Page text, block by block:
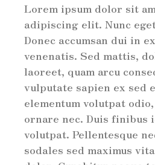
Lorem ipsum dolor sit
adipiscing elit. Nunc
Donec accumsan dui in
venenatis. Sed mattis,
laoreet, quam arcu
vulputate sapien ex sed
elementum volutpat
ornare nec. Duis finibus
volutpat. Pellentesque
sodales sed maximus